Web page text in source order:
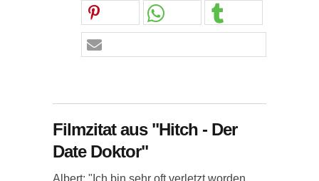
Filmzitat aus "Hitch - Der
Date Doktor"
Albert: "Ich bin sehr oft verletzt worden,